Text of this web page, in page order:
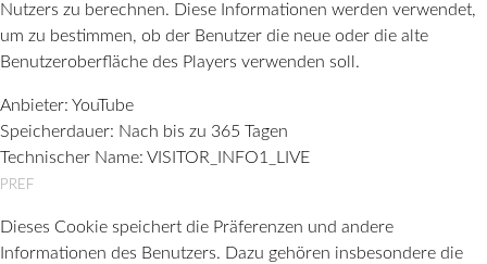
Nutzers zu berechnen. Diese Informationen werden verwendet,
um zu bestimmen, ob der Benutzer die neue oder die alte
Benutzeroberfläche des Players verwenden soll.
Anbieter: YouTube
Speicherdauer: Nach bis zu 365 Tagen
Technischer Name: VISITOR_INFO1_LIVE
PREF
Dieses Cookie speichert die Präferenzen und andere
Informationen des Benutzers. Dazu gehören insbesondere die